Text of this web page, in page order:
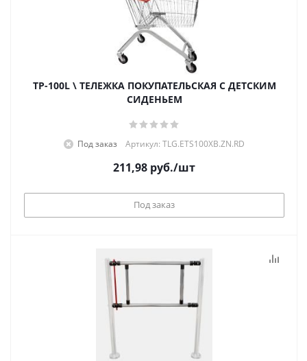
TP-100L \ ТЕЛЕЖКА ПОКУПАТЕЛЬСКАЯ С ДЕТСКИМ
СИДЕНЬЕМ
Под заказ Артикул: TLG.ETS100XB.ZN.RD
211,98 руб./шт
Под заказ